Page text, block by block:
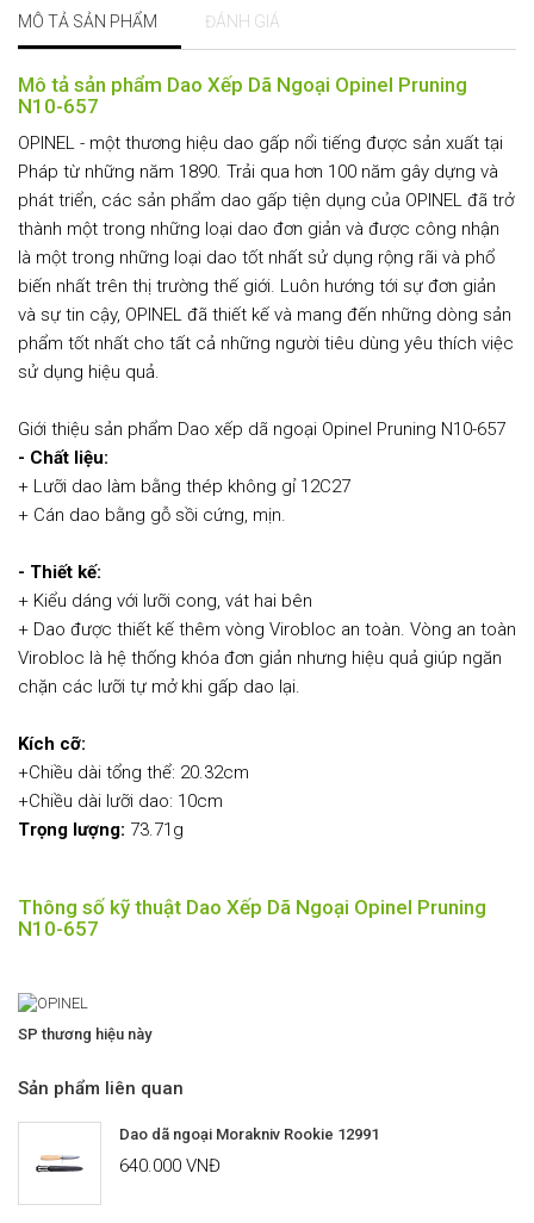
MÔ TẢ SẢN PHẨM ĐÁNH GIÁ
Mô tả sản phẩm Dao Xếp Dã Ngoại Opinel Pruning
N10-657
OPINEL - một thương hiệu dao gấp nổi tiếng được sản xuất tại
Pháp từ những năm 1890. Trải qua hơn 100 năm gây dựng và
phát triển, các sản phẩm dao gấp tiện dụng của OPINEL đã trở
thành một trong những loại dao đơn giản và được công nhận
là một trong những loại dao tốt nhất sử dụng rộng rãi và phổ
biến nhất trên thị trường thế giới. Luôn hướng tới sự đơn giản
và sự tin cậy, OPINEL đã thiết kế và mang đến những dòng sản
phẩm tốt nhất cho tất cả những người tiêu dùng yêu thích việc
sử dụng hiệu quả.
Giới thiệu sản phẩm Dao xếp dã ngoại Opinel Pruning N10-657
- Chất liệu:
+ Lưỡi dao làm bằng thép không gỉ 12C27
+ Cán dao bằng gỗ sồi cứng, mịn.
- Thiết kế:
+ Kiểu dáng với lưỡi cong, vát hai bên
+ Dao được thiết kế thêm vòng Virobloc an toàn. Vòng an toàn
Virobloc là hệ thống khóa đơn giản nhưng hiệu quả giúp ngăn
chặn các lưỡi tự mở khi gấp dao lại.
Kích cỡ:
+Chiều dài tổng thể: 20.32cm
+Chiều dài lưỡi dao: 10cm
Trọng lượng: 73.71g
Thông số kỹ thuật Dao Xếp Dã Ngoại Opinel Pruning
N10-657
SP thương hiệu này
Sản phẩm liên quan
Dao dã ngoại Morakniv Rookie 12991
640.000 VNĐ